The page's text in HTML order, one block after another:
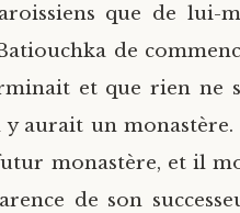
que de lui-
de
et que rien ne
aurait un monastère.
monastère, et il
de son